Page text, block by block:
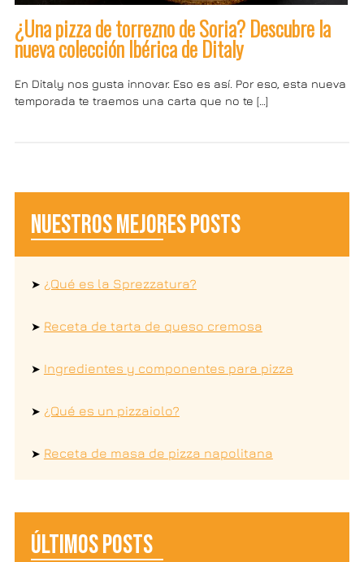
¿Una pizza de torrezno de Soria? Descubre la
nueva colección Ibérica de Ditaly
En Ditaly nos gusta innovar. Eso es así. Por eso, esta nueva
temporada te traemos una carta que no te […]
NUESTROS MEJORES POSTS
➤ ¿Qué es la Sprezzatura?
➤ Receta de tarta de queso cremosa
➤ Ingredientes y componentes para pizza
➤ ¿Qué es un pizzaiolo?
➤ Receta de masa de pizza napolitana
ÚLTIMOS POSTS